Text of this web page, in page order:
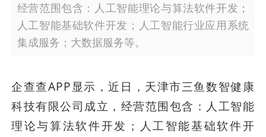
经营范围包含：人工智能理论与算法软件开发；
人工智能基础软件开发；人工智能行业应用系统
集成服务；大数据服务等。
企查查APP显示，近日，天津市三鱼数智健康
科技有限公司成立，经营范围包含：人工智能
理论与算法软件开发；人工智能基础软件开